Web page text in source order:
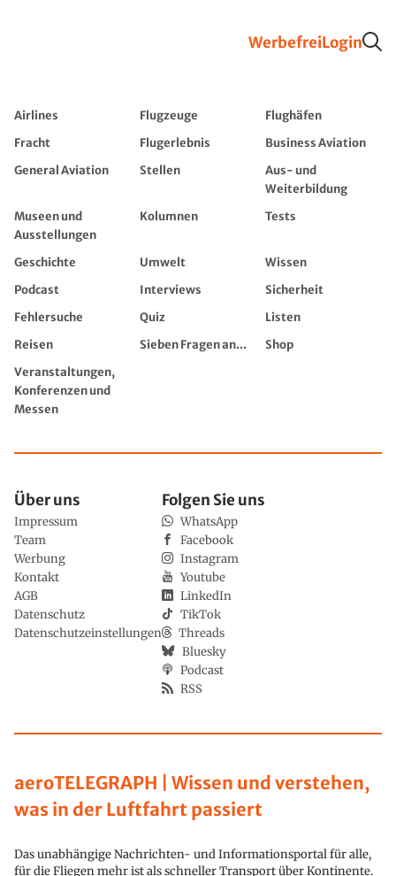
WerbefreiLogin
Airlines Flugzeuge
Flughäfen
Fracht
Flugerlebnis
Business Aviation
General Aviation
Stellen
Aus- und
Weiterbildung
Museen und
Ausstellungen
Kolumnen Tests
Geschichte Umwelt
Wissen
Podcast
Interviews
Sicherheit
Fehlersuche
Quiz
Listen
Reisen
Sieben Fragen an...
Shop
Veranstaltungen,
Konferenzen und
Messen
aeroTELEGRAPH | Wissen und verstehen,
was in der Luftfahrt passiert
Das unabhängige Nachrichten- und Informationsportal für alle,
für die Fliegen mehr ist als schneller Transport über Kontinente.
Über uns
Impressum
Team
Werbung
Kontakt
AGB
Datenschutz
Datenschutzeinstellungen
Folgen Sie uns
WhatsApp
Facebook
Instagram
Youtube
LinkedIn
TikTok
Threads
Bluesky
Podcast
RSS